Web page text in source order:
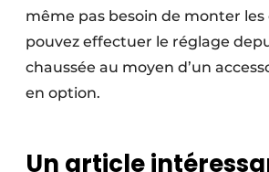
même pas besoin de monter les
pouvez effectuer le réglage
chaussée au moyen d’un
en option.
Un article